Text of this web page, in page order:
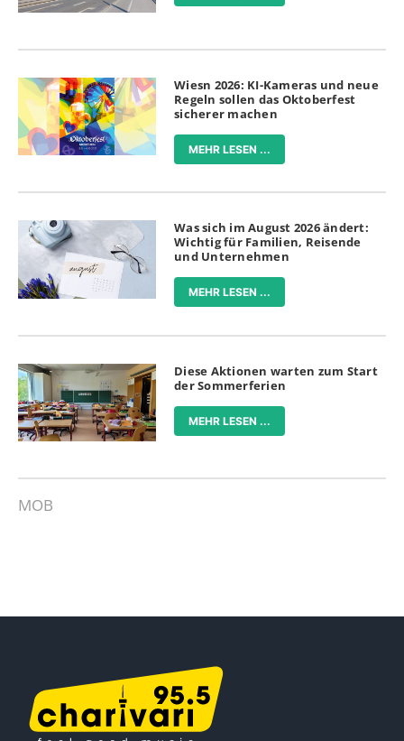
Wiesn 2026: KI-Kameras und neue
Regeln sollen das Oktoberfest
sicherer machen
MEHR LESEN ...
Was sich im August 2026 ändert:
Wichtig für Familien, Reisende
und Unternehmen
MEHR LESEN ...
Diese Aktionen warten zum Start
der Sommerferien
MEHR LESEN ...
MOB